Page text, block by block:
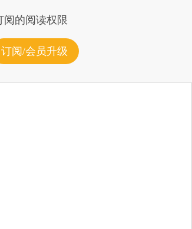
的阅读权限
订阅/会员升级